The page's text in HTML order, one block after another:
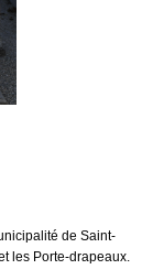
de Saint-
les Porte-drapeaux.